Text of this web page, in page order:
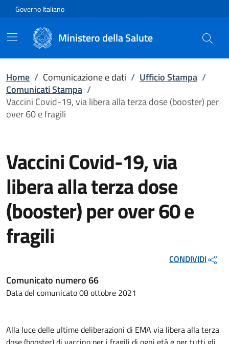
Vai direttamente al contenuto
Governo Italiano
Ministero della Salute
Home / Comunicazione e dati / Ufficio Stampa /
Comunicati Stampa /
Vaccini Covid-19, via libera alla terza dose (booster) per
over 60 e fragili
Vaccini Covid-19, via
libera alla terza dose
(booster) per over 60 e
fragili
CONDIVIDI
Comunicato numero 66
Data del comunicato 08 ottobre 2021
Alla luce delle ultime deliberazioni di EMA via libera alla terza